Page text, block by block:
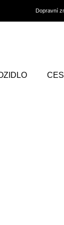
Dopravní